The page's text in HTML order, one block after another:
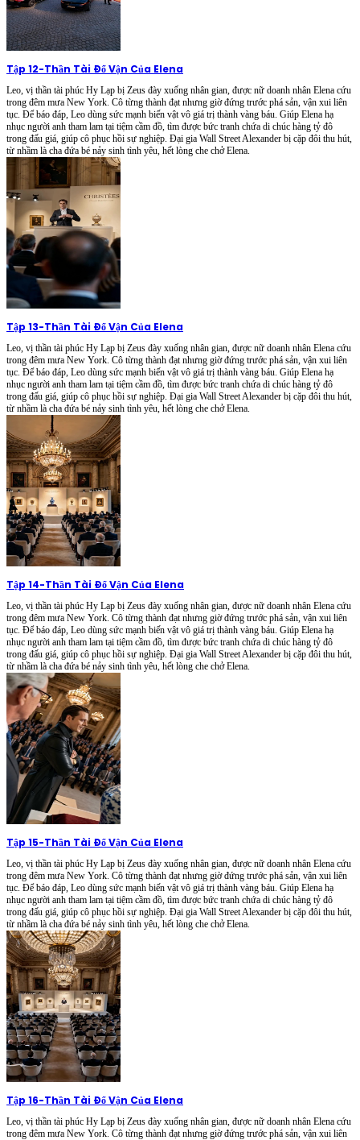
Tập 12-Thần Tài Đổ Vận Của Elena
Leo, vị thần tài phúc Hy Lạp bị Zeus đày xuống nhân gian, được nữ doanh nhân Elena cứu
trong đêm mưa New York. Cô từng thành đạt nhưng giờ đứng trước phá sản, vận xui liên
tục. Để báo đáp, Leo dùng sức mạnh biến vật vô giá trị thành vàng báu. Giúp Elena hạ
nhục người anh tham lam tại tiệm cầm đồ, tìm được bức tranh chứa di chúc hàng tỷ đô
trong đấu giá, giúp cô phục hồi sự nghiệp. Đại gia Wall Street Alexander bị cặp đôi thu hút,
từ nhầm là cha đứa bé nảy sinh tình yêu, hết lòng che chở Elena.
Tập 13-Thần Tài Đổ Vận Của Elena
Leo, vị thần tài phúc Hy Lạp bị Zeus đày xuống nhân gian, được nữ doanh nhân Elena cứu
trong đêm mưa New York. Cô từng thành đạt nhưng giờ đứng trước phá sản, vận xui liên
tục. Để báo đáp, Leo dùng sức mạnh biến vật vô giá trị thành vàng báu. Giúp Elena hạ
nhục người anh tham lam tại tiệm cầm đồ, tìm được bức tranh chứa di chúc hàng tỷ đô
trong đấu giá, giúp cô phục hồi sự nghiệp. Đại gia Wall Street Alexander bị cặp đôi thu hút,
từ nhầm là cha đứa bé nảy sinh tình yêu, hết lòng che chở Elena.
Tập 14-Thần Tài Đổ Vận Của Elena
Leo, vị thần tài phúc Hy Lạp bị Zeus đày xuống nhân gian, được nữ doanh nhân Elena cứu
trong đêm mưa New York. Cô từng thành đạt nhưng giờ đứng trước phá sản, vận xui liên
tục. Để báo đáp, Leo dùng sức mạnh biến vật vô giá trị thành vàng báu. Giúp Elena hạ
nhục người anh tham lam tại tiệm cầm đồ, tìm được bức tranh chứa di chúc hàng tỷ đô
trong đấu giá, giúp cô phục hồi sự nghiệp. Đại gia Wall Street Alexander bị cặp đôi thu hút,
từ nhầm là cha đứa bé nảy sinh tình yêu, hết lòng che chở Elena.
Tập 15-Thần Tài Đổ Vận Của Elena
Leo, vị thần tài phúc Hy Lạp bị Zeus đày xuống nhân gian, được nữ doanh nhân Elena cứu
trong đêm mưa New York. Cô từng thành đạt nhưng giờ đứng trước phá sản, vận xui liên
tục. Để báo đáp, Leo dùng sức mạnh biến vật vô giá trị thành vàng báu. Giúp Elena hạ
nhục người anh tham lam tại tiệm cầm đồ, tìm được bức tranh chứa di chúc hàng tỷ đô
trong đấu giá, giúp cô phục hồi sự nghiệp. Đại gia Wall Street Alexander bị cặp đôi thu hút,
từ nhầm là cha đứa bé nảy sinh tình yêu, hết lòng che chở Elena.
Tập 16-Thần Tài Đổ Vận Của Elena
Leo, vị thần tài phúc Hy Lạp bị Zeus đày xuống nhân gian, được nữ doanh nhân Elena cứu
trong đêm mưa New York. Cô từng thành đạt nhưng giờ đứng trước phá sản, vận xui liên